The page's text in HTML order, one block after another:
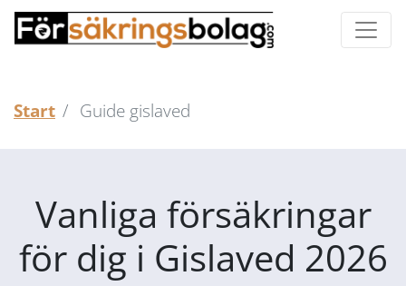
Start Guide gislaved
Vanliga försäkringar
för dig i Gislaved 2026